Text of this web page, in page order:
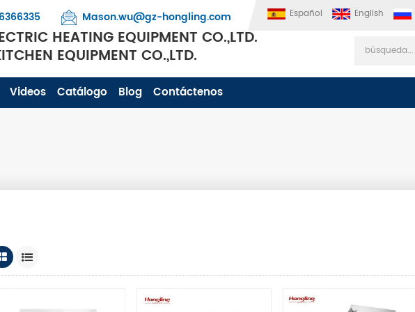
Español English
Mason.wu@gz-hongling.com
HEATING EQUIPMENT CO.,LTD.
EQUIPMENT CO.,LTD.
Videos Catálogo Blog Contáctenos